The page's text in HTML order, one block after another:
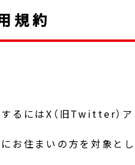
規約
るにはX（旧Twitter）ア
お住まいの方を対象とし